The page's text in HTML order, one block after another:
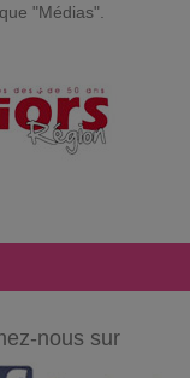
"Médias".
nous sur